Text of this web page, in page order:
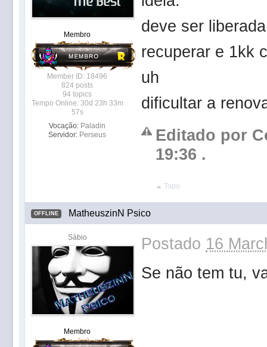
Membro
Member ID: 18496
824 posts
94 topics
Tempo Online: 30d 23h 33m
57s
Vocação: Paladin
Servidor: Perseus
deve ser
recuperar e 1kk
uh
dificultar a
Editado por
19:36 .
Topo
OFFLINE MatheuszinN Psico
Sábio
Membro
Postado 16
Se não tem tu,